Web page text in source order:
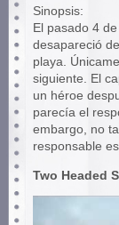
Sinopsis:
El pasado 4
desapareció
playa.
siguiente. El
un héroe
parecía el
embargo, no
responsable
Two Headed